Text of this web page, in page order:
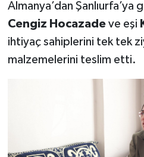
Almanya’dan Şanlıurfa’ya
Cengiz Hocazadeve eşi
ihtiyaç sahiplerini tek tek
malzemelerini teslim etti.